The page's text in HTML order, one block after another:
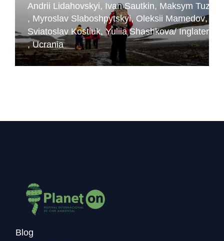
Andrii Lidahovskyi Ivan Sautkin Maksym Tuzov
Myroslav Slaboshpytskyi Oleksii Mamedov
Sviatoslav Kostiuk Yuliia Shashkova Inglaterra
Ucrania
Blog